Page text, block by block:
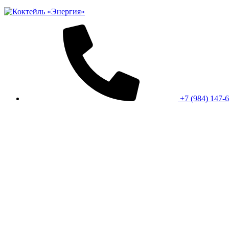
+7 (984) 147-